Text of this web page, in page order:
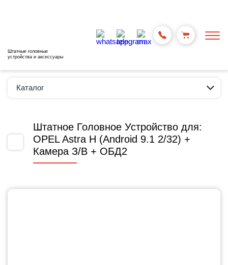
Штатные головные
устройства и аксессуары
Каталог
Штатное Головное Устройство для:
OPEL Astra H (Android 9.1 2/32) +
Камера З/В + ОБД2